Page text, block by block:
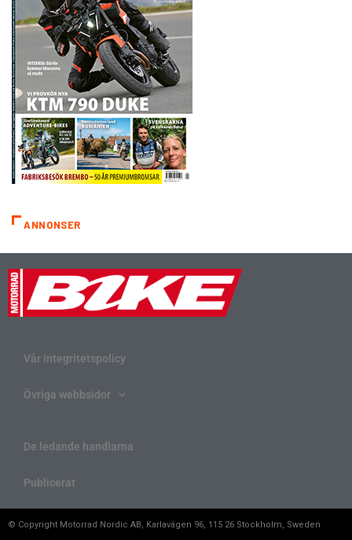
ANNONSER
Vår integritetspolicy
Övriga webbsidor
De ledande handlarna
Publicerat
© Copyright Motorrad Nordic AB, Karlavägen 96, 115 26 Stockholm, Sweden